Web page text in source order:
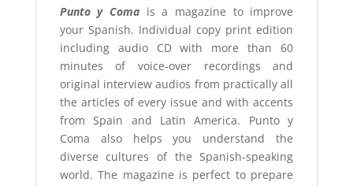
Punto y Coma is a magazine to improve
your Spanish. Individual copy print edition
including audio CD with more than 60
minutes of voice-over recordings and
original interview audios from practically all
the articles of every issue and with accents
from Spain and Latin America. Punto y
Coma also helps you understand the
diverse cultures of the Spanish-speaking
world. The magazine is perfect to prepare